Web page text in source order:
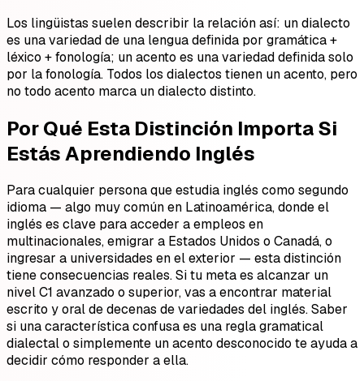
Los lingüistas suelen describir la relación así: un dialecto
es una variedad de una lengua definida por gramática +
léxico + fonología; un acento es una variedad definida solo
por la fonología. Todos los dialectos tienen un acento, pero
no todo acento marca un dialecto distinto.
Por Qué Esta Distinción Importa Si
Estás Aprendiendo Inglés
Para cualquier persona que estudia inglés como segundo
idioma — algo muy común en Latinoamérica, donde el
inglés es clave para acceder a empleos en
multinacionales, emigrar a Estados Unidos o Canadá, o
ingresar a universidades en el exterior — esta distinción
tiene consecuencias reales. Si tu meta es alcanzar un
nivel C1 avanzado o superior, vas a encontrar material
escrito y oral de decenas de variedades del inglés. Saber
si una característica confusa es una regla gramatical
dialectal o simplemente un acento desconocido te ayuda a
decidir cómo responder a ella.